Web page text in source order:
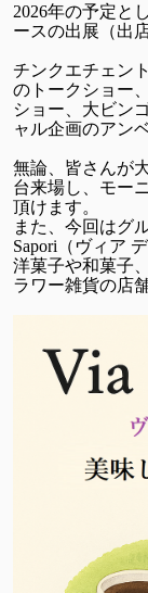
2026年の予定と
ースの出展（出
チンクエチェン
のトークショー
ショー、大ビン
ャル企画のアン
無論、皆さんが
台来場し、モー
頂けます。
また、今回はグ
Sapori（ヴィア
洋菓子や和菓子
ラワー雑貨の店